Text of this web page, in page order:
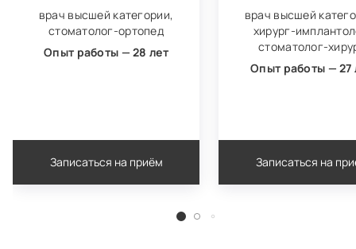
врач высшей категории,
стоматолог‑ортопед
Опыт работы — 28 лет
Записаться на приём
врач высшей
Опыт работы — 27
Записаться на